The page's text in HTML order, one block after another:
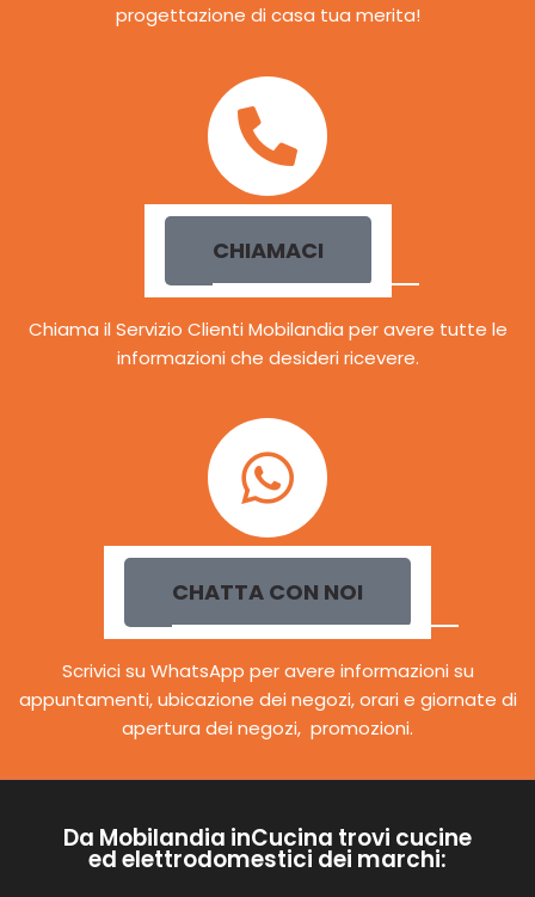
progettazione di casa tua merita!
CHIAMACI
Chiama il Servizio Clienti Mobilandia per avere tutte le
informazioni che desideri ricevere.
CHATTA CON NOI
Scrivici su WhatsApp per avere informazioni su
appuntamenti, ubicazione dei negozi, orari e giornate di
apertura dei negozi, promozioni.
Da Mobilandia inCucina trovi cucine
ed elettrodomestici dei marchi: